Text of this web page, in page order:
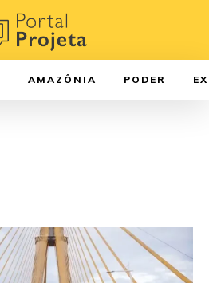
AMAZÔNIA PODER